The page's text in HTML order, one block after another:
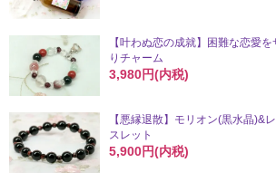
【叶わぬ恋の成就】困難な恋愛
りチャーム
3,980円(内税)
【悪縁退散】モリオン(黒水晶)&
スレット
5,900円(内税)